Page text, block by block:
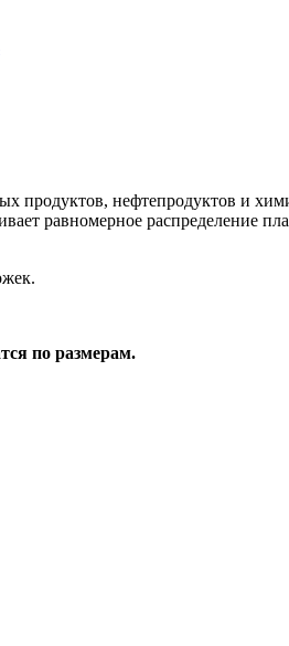
продуктов, нефтепродуктов и
равномерное распределение
по размерам.